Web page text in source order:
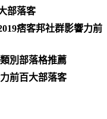
部落客
痞客邦社群影響力前
別部落格推薦
前百大部落客